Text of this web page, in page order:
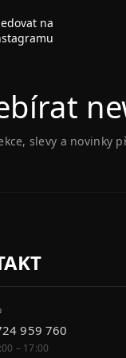
na
slevy a novinky
959 760
– 17:00